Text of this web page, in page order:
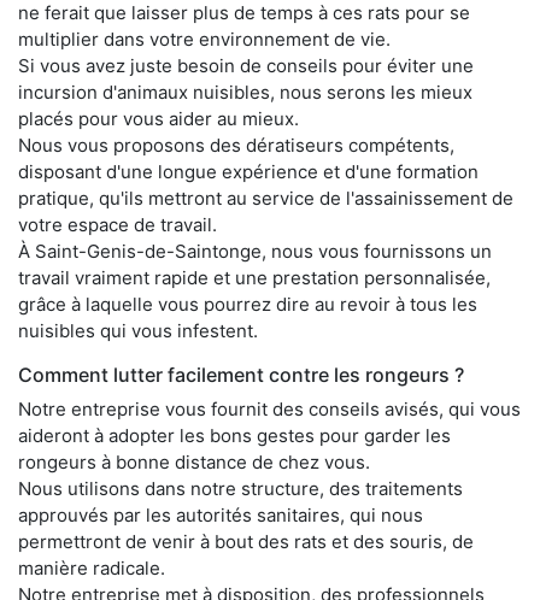
ne ferait que laisser plus de temps à ces rats pour se
multiplier dans votre environnement de vie.
Si vous avez juste besoin de conseils pour éviter une
incursion d'animaux nuisibles, nous serons les mieux
placés pour vous aider au mieux.
Nous vous proposons des dératiseurs compétents,
disposant d'une longue expérience et d'une formation
pratique, qu'ils mettront au service de l'assainissement de
votre espace de travail.
À Saint-Genis-de-Saintonge, nous vous fournissons un
travail vraiment rapide et une prestation personnalisée,
grâce à laquelle vous pourrez dire au revoir à tous les
nuisibles qui vous infestent.
Comment lutter facilement contre les rongeurs ?
Notre entreprise vous fournit des conseils avisés, qui vous
aideront à adopter les bons gestes pour garder les
rongeurs à bonne distance de chez vous.
Nous utilisons dans notre structure, des traitements
approuvés par les autorités sanitaires, qui nous
permettront de venir à bout des rats et des souris, de
manière radicale.
Notre entreprise met à disposition, des professionnels